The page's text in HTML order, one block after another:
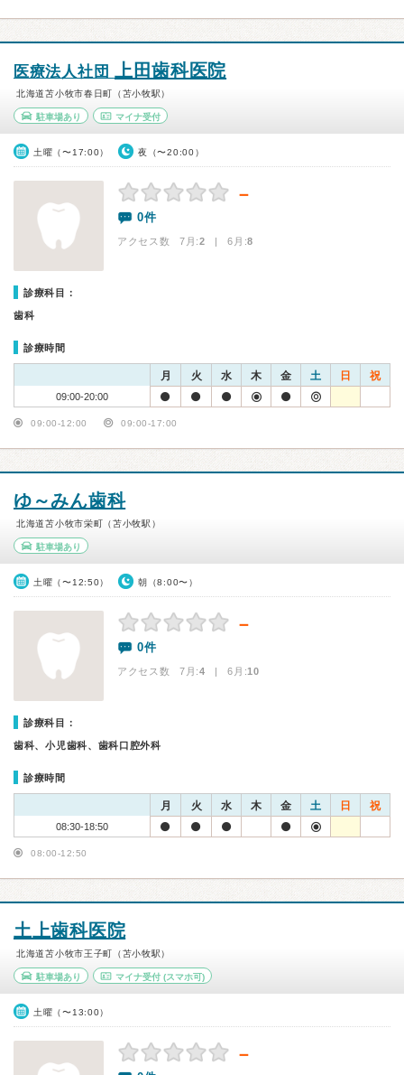
医療法人社団 上田歯科医院
北海道苫小牧市春日町（苫小牧駅）
駐車場あり マイナ受付
土曜（〜17:00） 夜（〜20:00）
－
0件
アクセス数 7月:2 | 6月:8
診療科目：
歯科
診療時間
月 火 水 木 金 土 日 祝
09:00-20:00
09:00-12:00 09:00-17:00
ゆ～みん歯科
北海道苫小牧市栄町（苫小牧駅）
駐車場あり
土曜（〜12:50） 朝（8:00〜）
－
0件
アクセス数 7月:4 | 6月:10
診療科目：
歯科、小児歯科、歯科口腔外科
診療時間
月 火 水 木 金 土 日 祝
08:30-18:50
08:00-12:50
土上歯科医院
北海道苫小牧市王子町（苫小牧駅）
駐車場あり マイナ受付(スマホ可)
土曜（〜13:00）
－